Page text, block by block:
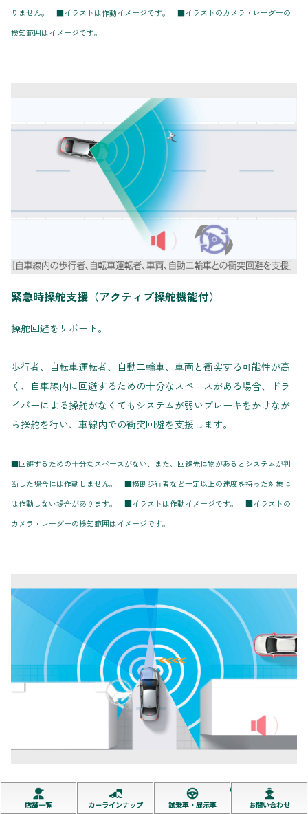
りません。 ■イラストは作動イメージです。 ■イラストのカメラ・レーダーの
検知範囲はイメージです。
緊急時操舵支援（アクティブ操舵機能付）
操舵回避をサポート。
歩行者、自転車運転者、自動二輪車、車両と衝突する可能性が高
く、自車線内に回避するための十分なスペースがある場合、ドラ
イバーによる操舵がなくてもシステムが弱いブレーキをかけなが
ら操舵を行い、車線内での衝突回避を支援します。
■回避するための十分なスペースがない、また、回避先に物があるとシステムが判
断した場合には作動しません。 ■横断歩行者など一定以上の速度を持った対象に
は作動しない場合があります。 ■イラストは作動イメージです。 ■イラストの
カメラ・レーダーの検知範囲はイメージです。
フロントクロストラフィックアラート［FCTA］
店舗一覧 カーラインナップ 試乗車・展示車 お問い合わせ